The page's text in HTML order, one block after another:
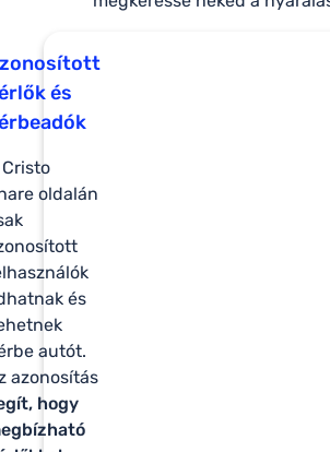
és
oldalán
és
autót.
azonosítás
hogy